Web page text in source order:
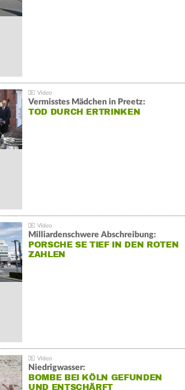
Vermisstes Mädchen in Preetz:
TOD DURCH ERTRINKEN
Milliardenschwere Abschreibung:
PORSCHE SE TIEF IN DEN ROTEN
ZAHLEN
Niedrigwasser:
BOMBE BEI KÖLN GEFUNDEN
UND ENTSCHÄRFT